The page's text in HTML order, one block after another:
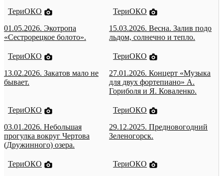
ТериОКО
01.05.2026. Экотропа
«Сестрорецкое болото».
ТериОКО
15.03.2026. Весна. Залив подо
льдом, солнечно и тепло.
ТериОКО
13.02.2026. Закатов мало не
бывает.
ТериОКО
27.01.2026. Концерт «Музыка
для двух фортепиано» А.
Гориболя и Я. Коваленко.
ТериОКО
03.01.2026. Небольшая
прогулка вокруг Чертова
(Дружинного) озера.
ТериОКО
29.12.2025. Предновогодний
Зеленогорск.
ТериОКО
ТериОКО